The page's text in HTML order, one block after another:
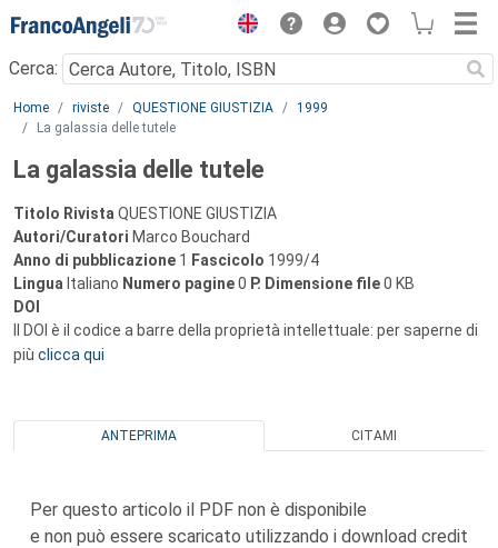
Menu
Cerca:
Main content
Home riviste QUESTIONE GIUSTIZIA
1999
La galassia delle tutele
La galassia delle tutele
Titolo Rivista QUESTIONE GIUSTIZIA
Autori/Curatori Marco Bouchard
Anno di pubblicazione 1 Fascicolo 1999/4
Lingua Italiano Numero pagine0 P. Dimensione file0 KB
DOI
Il DOI è il codice a barre della proprietà intellettuale: per saperne di
più clicca qui
ANTEPRIMA CITAMI
Per questo articolo il PDF non è disponibile
e non può essere scaricato utilizzando i download credit